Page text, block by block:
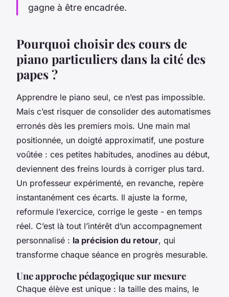
gagne à être encadrée.
Pourquoi choisir des cours de
piano particuliers dans la cité des
papes ?
Apprendre le piano seul, ce n’est pas impossible.
Mais c’est risquer de consolider des automatismes
erronés dès les premiers mois. Une main mal
positionnée, un doigté approximatif, une posture
voûtée : ces petites habitudes, anodines au début,
deviennent des freins lourds à corriger plus tard.
Un professeur expérimenté, en revanche, repère
instantanément ces écarts. Il ajuste la forme,
reformule l’exercice, corrige le geste - en temps
réel. C’est là tout l’intérêt d’un accompagnement
personnalisé : la précision du retour, qui
transforme chaque séance en progrès mesurable.
Une approche pédagogique sur mesure
Chaque élève est unique : la taille des mains, le